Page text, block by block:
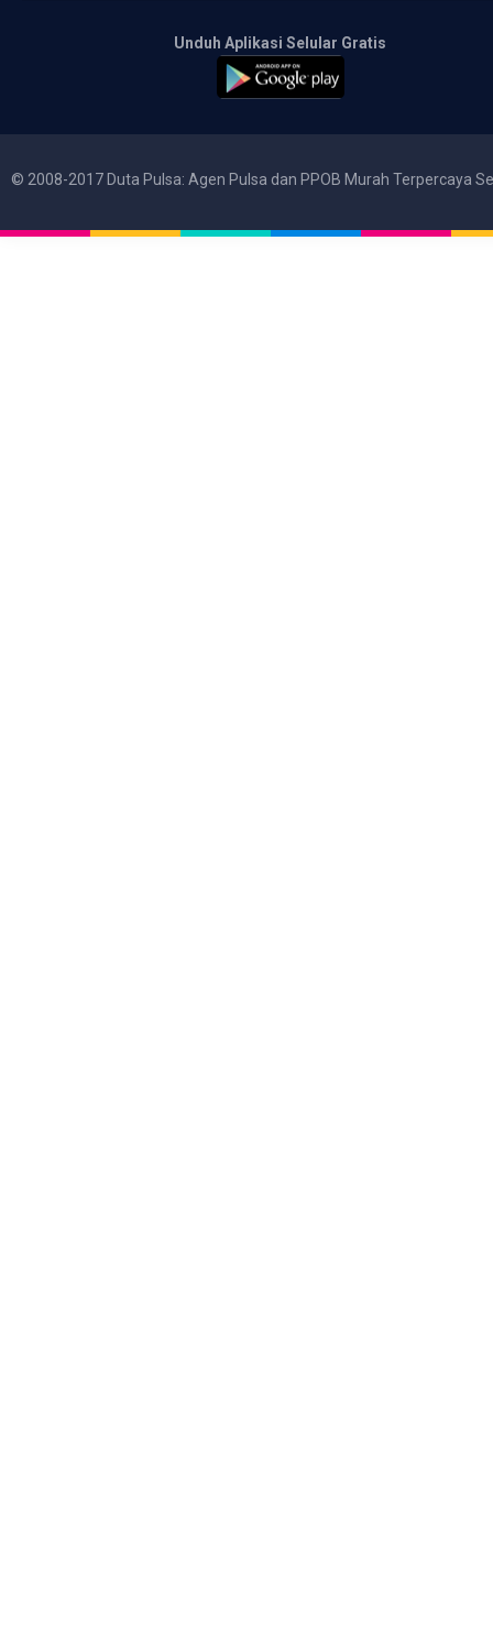
Unduh Aplikasi Selular Gratis
© 2008-2017 Duta Pulsa: Agen Pulsa dan PPOB Murah Terpercaya